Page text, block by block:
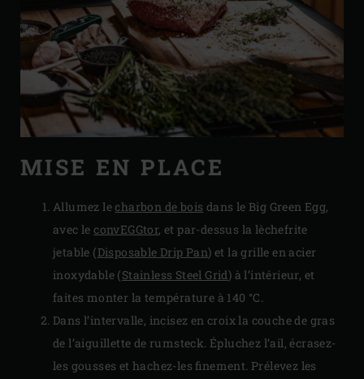
MISE EN PLACE
Allumez lecharbon de bois dans le Big Green Egg,
avec leconvEGGtor, et par-dessus la lèchefrite
jetable (Disposable Drip Pan) et la grille en acier
inoxydable (Stainless Steel Grid) à l’intérieur, et
faites monter la température à 140 °C.
Dans l’intervalle, incisez en croix la couche de gras
de l’aiguillette de rumsteck. Épluchez l’ail, écrasez-
les gousses et hachez-les finement. Prélevez les